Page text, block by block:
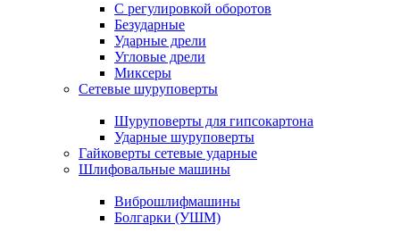
С регулировкой оборотов
Безударные
Ударные дрели
Угловые дрели
Миксеры
Сетевые шуруповерты
Шуруповерты для гипсокартона
Ударные шуруповерты
Гайковерты сетевые ударные
Шлифовальные машины
Виброшлифмашины
Болгарки (УШМ)